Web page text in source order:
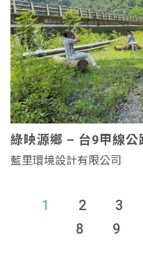
綠映源鄉 – 台9甲線
藍里環境設計有限公司
1 2 3
8
9